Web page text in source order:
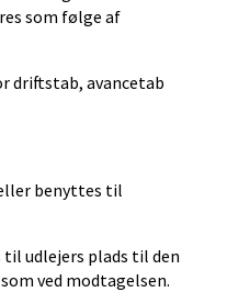
som følge af
driftstab, avancetab
benyttes til
udlejers plads til den
ved modtagelsen.